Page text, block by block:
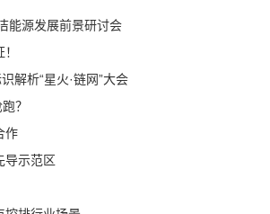
能源发展前景研讨会
解析“星火·链网”大会
？
作
导示范区